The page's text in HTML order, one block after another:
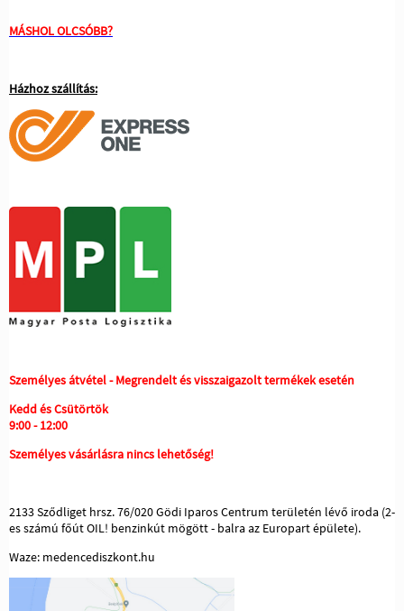
MÁSHOL OLCSÓBB?
Házhoz szállítás:
Személyes átvétel - Megrendelt és visszaigazolt termékek esetén
Kedd és Csütörtök
9:00 - 12:00
Személyes vásárlásra nincs lehetőség!
2133 Sződliget hrsz. 76/020 Gödi Iparos Centrum területén lévő iroda (2-
es számú főút OIL! benzinkút mögött - balra az Europart épülete).
Waze: medencediszkont.hu